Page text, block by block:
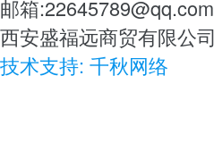
邮箱:22645789@qq.com
西安盛福远商贸有限公
技术支持: 千秋网络